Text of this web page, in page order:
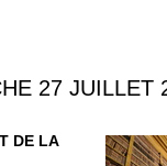
27 JUILLET
DE LA